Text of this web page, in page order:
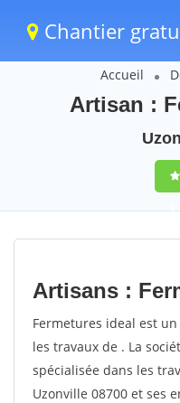
Chantier
Accueil
Artisan :
Artisans :
Fermetures ideal est
les travaux de . La
spécialisée dans les
Uzonville 08700 et ses